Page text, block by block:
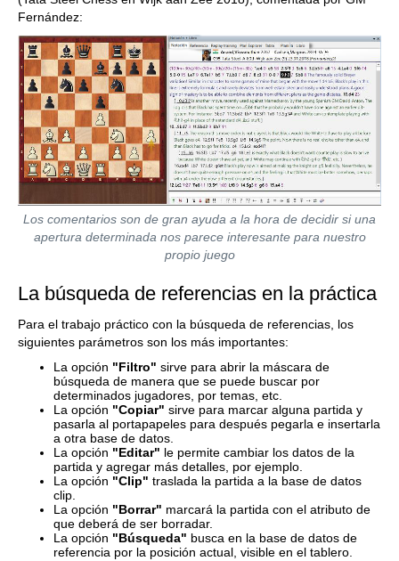
Fernández:
Los comentarios son de gran ayuda a la hora de decidir si una
apertura determinada nos parece interesante para nuestro
propio juego
La búsqueda de referencias en la práctica
Para el trabajo práctico con la búsqueda de referencias, los
siguientes parámetros son los más importantes:
La opción "Filtro" sirve para abrir la máscara de
búsqueda de manera que se puede buscar por
determinados jugadores, por temas, etc.
La opción "Copiar" sirve para marcar alguna partida y
pasarla al portapapeles para después pegarla e insertarla
a otra base de datos.
La opción "Editar" le permite cambiar los datos de la
partida y agregar más detalles, por ejemplo.
La opción "Clip" traslada la partida a la base de datos
clip.
La opción "Borrar" marcará la partida con el atributo de
que deberá de ser borradar.
La opción "Búsqueda" busca en la base de datos de
referencia por la posición actual, visible en el tablero.